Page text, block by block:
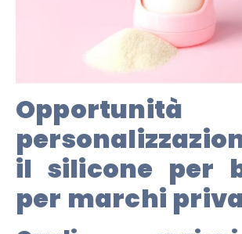
il silicone per
per marchi